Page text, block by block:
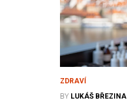
ZDRAVÍ
BY LUKÁŠ BŘEZINA